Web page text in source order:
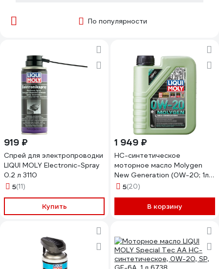
По популярности
919 ₽
Спрей для электропроводки
LIQUI MOLY Electronic-Spray
0.2 л 3110
5(11)
Купить
1 949 ₽
НС-синтетическое
моторное масло Molygen
New Generation (0W-20; 1л)
LIQUI MOLY 21356
5(20)
В корзину